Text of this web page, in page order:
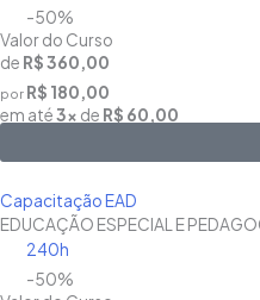
-50%
Valor do Curso
de R$ 360,00
por R$ 180,00
em até3x de R$ 60,00
Capacitação EAD
EDUCAÇÃO ESPECIAL E
240h
-50%